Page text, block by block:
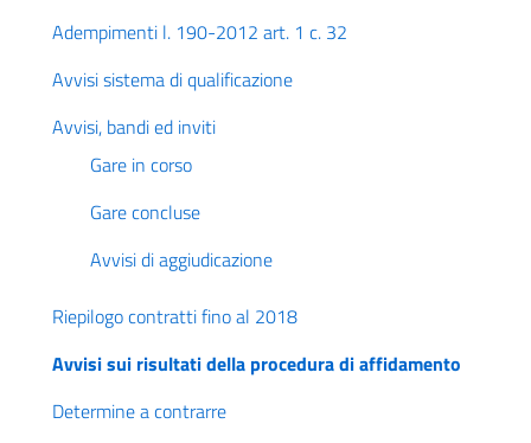
Adempimenti l. 190-2012 art. 1 c. 32
Avvisi sistema di qualificazione
Avvisi, bandi ed inviti
Gare in corso
Gare concluse
Avvisi di aggiudicazione
Riepilogo contratti fino al 2018
Avvisi sui risultati della procedura di affidamento
Determine a contrarre